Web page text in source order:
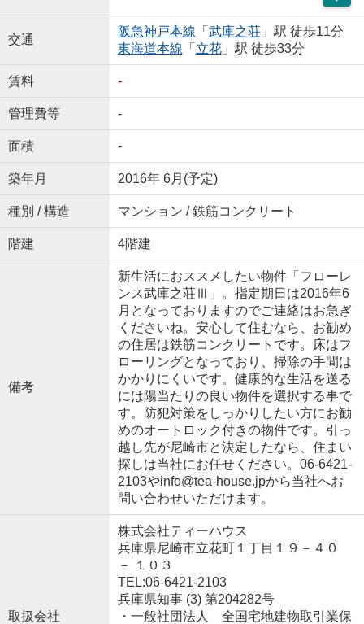
交通
阪急神戸本線 「 武庫之荘」駅 徒歩11分
東海道本線 「 立花」駅 徒歩33分
賃料 -
管理費等 -
面積 -
築年月 2016年 6月(予定)
種別 / 構造 マンション / 鉄筋コンクリート
階建 4階建
備考
新生活におススメしたい物件「フローレ
ンス武庫之荘Ⅲ」。指定期日は2016年6
月となっておりますのでご連絡はお急ぎ
くださいね。安心して住むなら、お勧め
の住居は鉄筋コンクリートです。床はフ
ローリングとなっており、掃除の手間は
かかりにくいです。健康的な生活を送る
には陽当たりの良い物件を選択する事で
す。防犯対策をしっかりしたい方にお勧
めのオートロック付きの物件です。引っ
越し先が尼崎市と決定したなら、住まい
探しは当社にお任せください。06-6421-
2103やinfo@tea-house.jpから当社へお
問い合わせいただけます。
取扱会社
株式会社ティーハウス
兵庫県尼崎市立花町１丁目１９－４０
－ １０３
TEL:06-6421-2103
兵庫県知事 (3) 第204282号
・一般社団法人 全国宅地建物取引業保